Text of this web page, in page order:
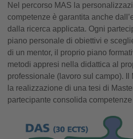
Nel percorso MAS la
competenze è garantita anche
dalla ricerca applicata. Ogni
piano personale di obiettivi e
di un mentor, il proprio piano
metodi appresi nella didattica al
professionale (lavoro sul campo). Il
la realizzazione di una tesi di
partecipante consolida